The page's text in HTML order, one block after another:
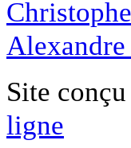
Alexandre
Site
ligne